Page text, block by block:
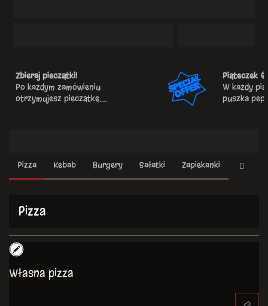
Zbieraj pieczątki!
Po każdym zamówieniu
otrzymujesz pieczątkę.
Piąteczek
W każdy
puszka
Oferta
Pizza Kebab Burgery Sałatki Zapiekanki Inne
Pizza
Własna pizza